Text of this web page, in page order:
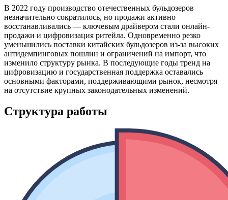
В 2022 году производство отечественных бульдозеров
незначительно сократилось, но продажи активно
восстанавливались — ключевым драйвером стали онлайн-
продажи и цифровизация ритейла. Одновременно резко
уменьшились поставки китайских бульдозеров из-за высоких
антидемпинговых пошлин и ограничений на импорт, что
изменило структуру рынка. В последующие годы тренд на
цифровизацию и государственная поддержка оставались
основными факторами, поддерживающими рынок, несмотря
на отсутствие крупных законодательных изменений.
Структура работы